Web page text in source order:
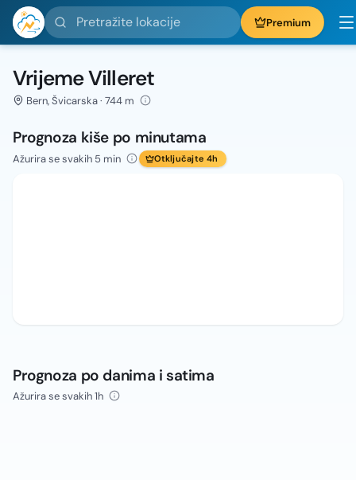
Pretražite lokacije Premium
Vrijeme Villeret
Bern, Švicarska · 744 m
Prognoza kiše po minutama
Ažurira se svakih 5 min Otključajte 4h
Prognoza po danima i satima
Ažurira se svakih 1h